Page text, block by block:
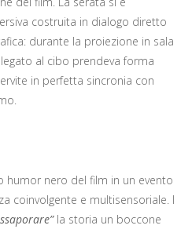
costruita in dialogo diretto
durante la proiezione in sala
al cibo prendeva forma
in perfetta sincronia con
humor nero del film in un evento
coinvolgente e multisensoriale. I
la storia un boccone